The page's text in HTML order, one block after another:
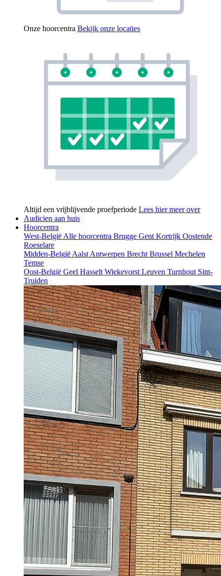
Onze hoorcentra Bekijk onze locaties
Altijd een vrijblijvende proefperiode Lees hier meer over
Audicien aan huis
Hoorcentra
West-België Alle hoorcentra Brugge Gent Kortrijk Oostende
Roeselare
Midden-België Aalst Antwerpen Brecht Brussel Mechelen
Temse
Oost-België Geel Hasselt Wiekevorst Leuven Turnhout Sint-
Truiden